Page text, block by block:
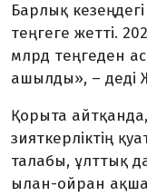
Барлық
теңгеге жетті.
млрд теңгеден
ашылды», – деді
Қорыта
зияткерліктің
талабы, ұлттық
ылан-ойран